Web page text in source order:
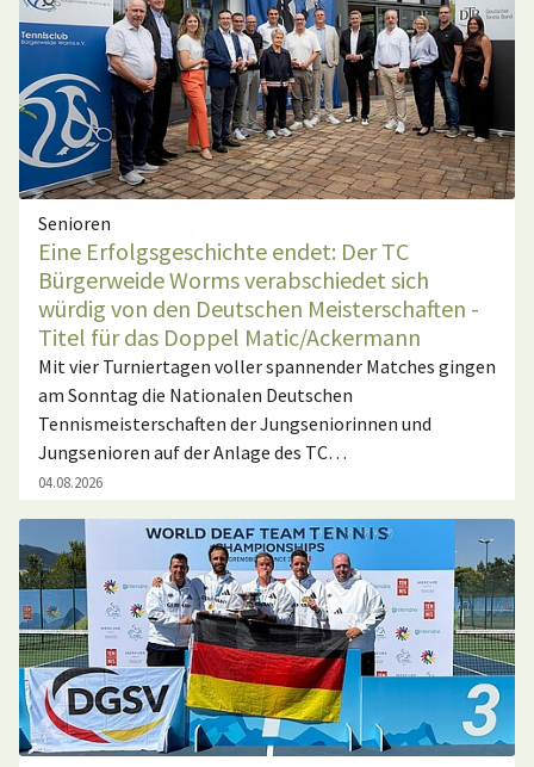
Senioren
Eine Erfolgsgeschichte endet: Der TC
Bürgerweide Worms verabschiedet sich
würdig von den Deutschen Meisterschaften -
Titel für das Doppel Matic/Ackermann
Mit vier Turniertagen voller spannender Matches gingen
am Sonntag die Nationalen Deutschen
Tennismeisterschaften der Jungseniorinnen und
Jungsenioren auf der Anlage des TC…
04.08.2026